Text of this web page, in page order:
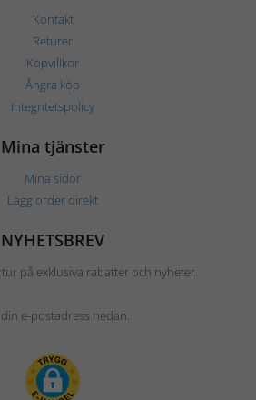
Kontakt
Returer
Köpvillkor
Ångra köp
Integritetspolicy
Mina tjänster
Mina sidor
Lägg order direkt
NYHETSBREV
på exklusiva rabatter och nyheter.
din e-postadress nedan.